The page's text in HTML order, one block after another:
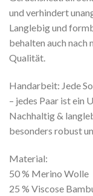
und verhindert
Langlebig und
behalten auch nach
Qualität.
Handarbeit: Jede
– jedes Paar ist ein
Nachhaltig &
besonders robust
Material:
50 % Merino Wolle
25 % Viscose